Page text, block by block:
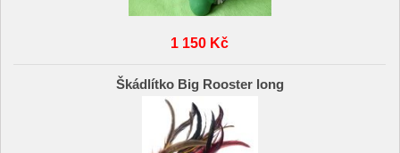
1 150 Kč
Škádlítko Big Rooster long